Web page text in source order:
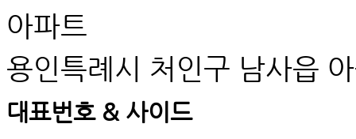
아파트
용인특례시 처인구 남사읍
대표번호 & 사이드